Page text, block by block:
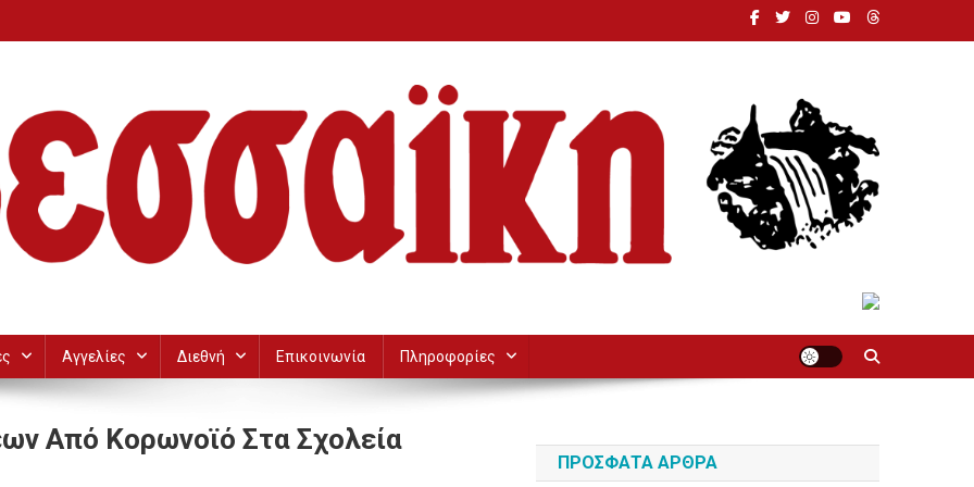
Αγγελίες Διεθνή Επικοινωνία Πληροφορίες
Από Κορωνοϊό Στα Σχολεία
ΠΡΌΣΦΑΤΑ ΆΡΘΡΑ